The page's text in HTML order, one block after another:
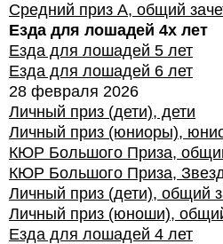
Средний приз А, общий
Езда для лошадей 4х лет
Езда для лошадей 5 лет
Езда для лошадей 6 лет
28 февраля 2026
Личный приз (дети), дети
Личный приз (юниоры),
КЮР Большого Приза,
КЮР Большого Приза,
Личный приз (дети), общий
Личный приз (юноши),
Езда для лошадей 4 лет